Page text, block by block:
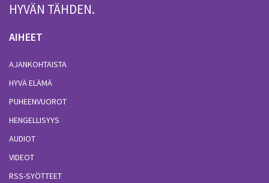
HYVÄN TÄHDEN.
AIHEET
AJANKOHTAISTA
HYVÄ ELÄMÄ
PUHEENVUOROT
HENGELLISYYS
AUDIOT
VIDEOT
RSS-SYÖTTEET